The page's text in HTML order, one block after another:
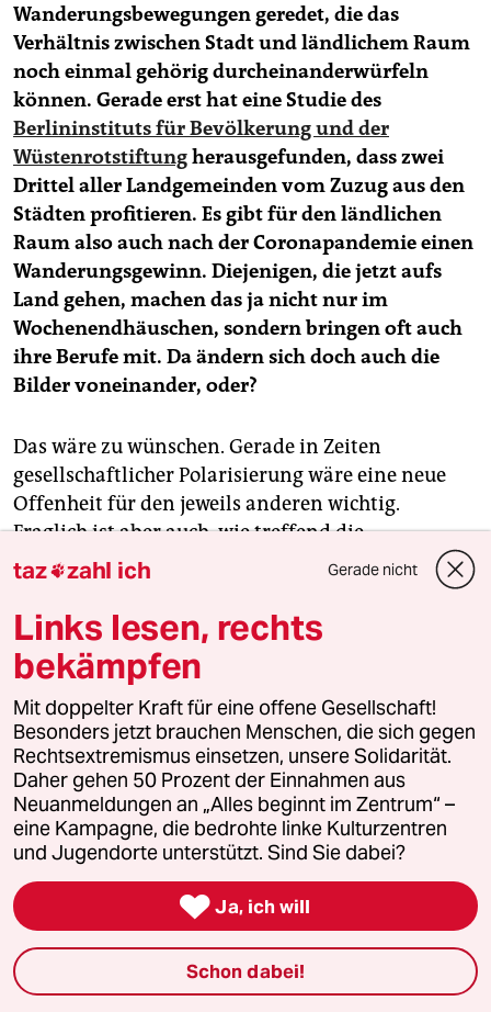
Wanderungsbewegungen geredet, die das
Verhältnis zwischen Stadt und ländlichem Raum
noch einmal gehörig durcheinanderwürfeln
können. Gerade erst hat eine Studie des
Berlininstituts für Bevölkerung und der
Wüstenrotstiftungherausgefunden, dass zwei
Drittel aller Landgemeinden vom Zuzug aus den
Städten profitieren. Es gibt für den ländlichen
Raum also auch nach der Coronapandemie einen
Wanderungsgewinn. Diejenigen, die jetzt aufs
Land gehen, machen das ja nicht nur im
Wochenendhäuschen, sondern bringen oft auch
ihre Berufe mit. Da ändern sich doch auch die
Bilder voneinander, oder?
Das wäre zu wünschen. Gerade in Zeiten
gesellschaftlicher Polarisierung wäre eine neue
Offenheit für den jeweils anderen wichtig.
Fraglich ist aber auch, wie treffend die
Betrachtung von zwei Lagern „Stadt“ und „Land“
ländlichen Räumen aufgewachsen und ziehen
nun nach einer Zeit in der Stadt zurück aufs Land.
Oder sie haben soziale Netzwerke wie Freunde und
Familie dort. Und viele ländliche Räume sind
nicht erst seit Corona Zuzugsgebiete und haben
bereits sehr heterogene Sozialstrukturen.
Dennoch kommt es immer wieder zu Konflikten
mit denjenigen, die jetzt aufs Land ziehen.
Ich denke, es ist immer wichtig und richtig,
es vorerst nur ums Wetter oder die Reparatur des
Aufsitzrasenmähers geht. Gesellschaftliche
taz zahl ich Gerade nicht
Links lesen, rechts
bekämpfen
Mit doppelter Kraft für eine offene Gesellschaft!
Besonders jetzt brauchen Menschen, die sich gegen
Rechtsextremismus einsetzen, unsere Solidarität.
Daher gehen 50 Prozent der Einnahmen aus
Neuanmeldungen an „Alles beginnt im Zentrum“ –
eine Kampagne, die bedrohte linke Kulturzentren
und Jugendorte unterstützt. Sind Sie dabei?
 Ja, ich will
Schon dabei!